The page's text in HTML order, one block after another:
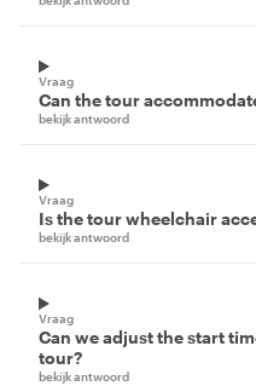
Vraag
Can the tour
bekijk antwoord
Vraag
Is the tour wheelchair
bekijk antwoord
Vraag
Can we adjust the start
tour?
bekijk antwoord